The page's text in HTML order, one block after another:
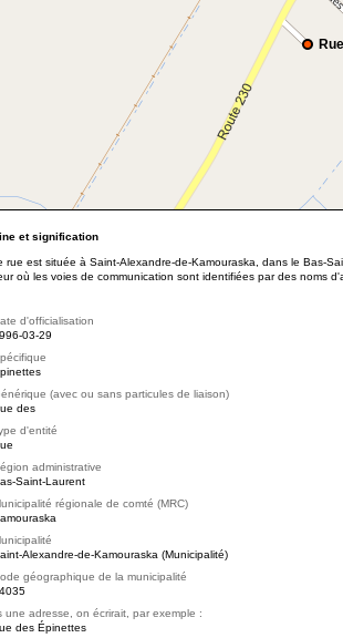
et signification
rue est située à Saint-Alexandre-de-Kamouraska, dans le Bas-
où les voies de communication sont identifiées par des noms
d'officialisation
03-29
(avec ou sans particules de liaison)
des
d'entité
administrative
Saint-Laurent
régionale de comté (MRC)
Alexandre-de-Kamouraska (Municipalité)
géographique de la municipalité
une adresse, on écrirait, par exemple :
des Épinettes